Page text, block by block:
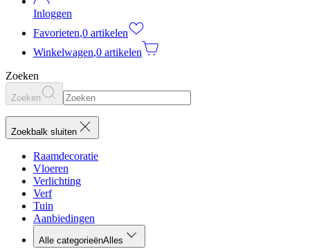
Inloggen
Favorieten,0 artikelen
Winkelwagen,0 artikelen
Zoeken
Zoeken
Zoekbalk sluiten
Raamdecoratie
Vloeren
Verlichting
Verf
Tuin
Aanbiedingen
Alle categorieënAlles